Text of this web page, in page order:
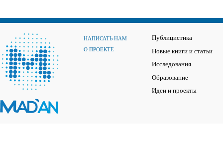
НАПИСАТЬ НАМ
О ПРОЕКТЕ
Публицистика
Новые книги и статьи
Исследования
Образование
Идеи и проекты